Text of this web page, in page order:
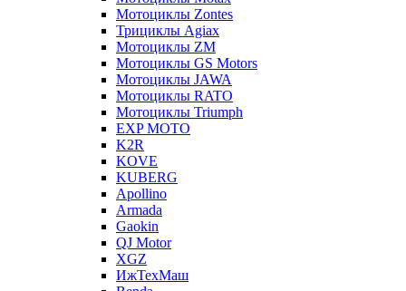
Мотоциклы Zontes
Трициклы Agiax
Мотоциклы ZM
Мотоциклы GS Motors
Мотоциклы JAWA
Мотоциклы RATO
Мотоциклы Triumph
EXP MOTO
K2R
KOVE
KUBERG
Apollino
Armada
Gaokin
QJ Motor
XGZ
ИжТехМаш